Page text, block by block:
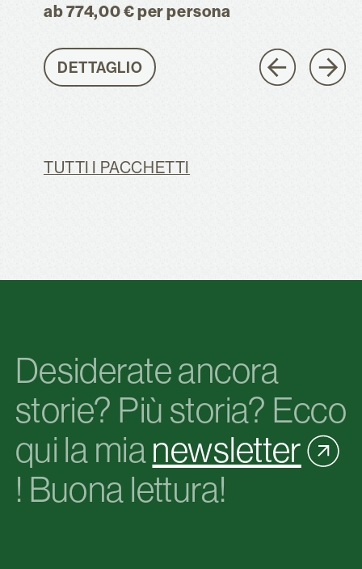
ab 774,00 € per persona
DETTAGLIO
TUTTI I PACCHETTI
Desiderate ancora
storie? Più storia? Ecco
qui la mia newsletter
! Buona lettura!